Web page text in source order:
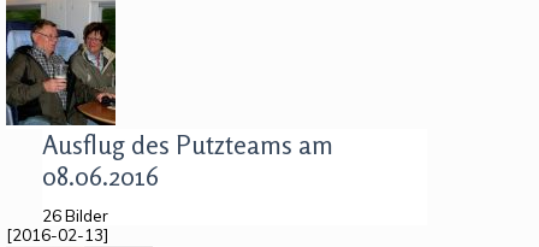
Ausflug des Putzteams am
08.06.2016
26 Bilder
[2016-02-13]